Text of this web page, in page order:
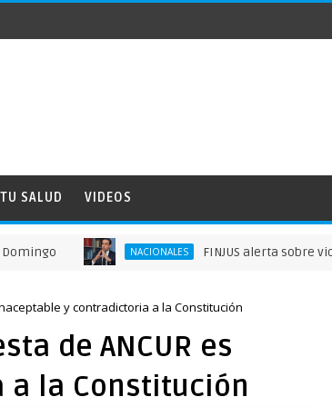
TU SALUD VIDEOS
NACIONALES FINJUS alerta sobre violaciones
y contradictoria a la Constitución
de ANCUR es
la Constitución